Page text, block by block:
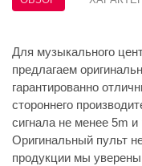
Для музыкального
предлагаем
гарантированно
стороннего
сигнала не менее 5m
Оригинальный пульт
продукции мы